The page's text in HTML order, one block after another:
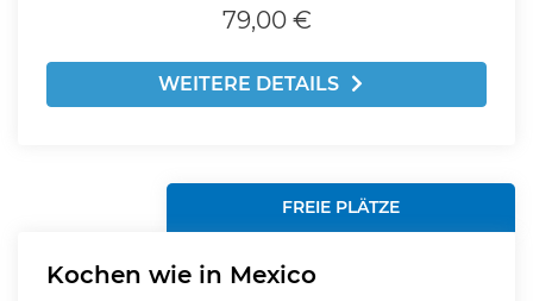
79,00 €
WEITERE DETAILS
FREIE PLÄTZE
Kochen wie in Mexico